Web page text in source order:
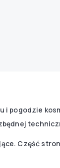
i pogodzie
Część